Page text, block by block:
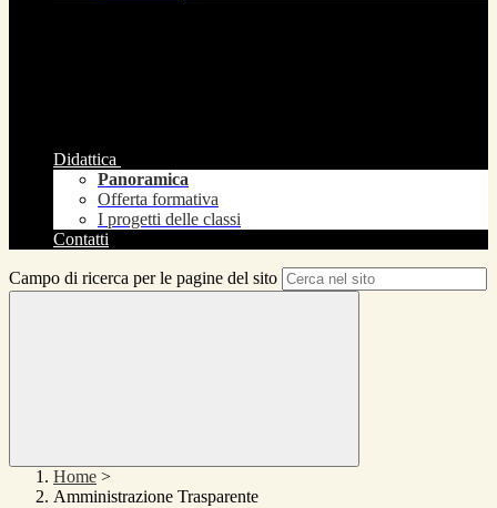
Didattica
Panoramica
Offerta formativa
I progetti delle classi
Contatti
Campo di ricerca per le pagine del sito
Home >
Amministrazione Trasparente